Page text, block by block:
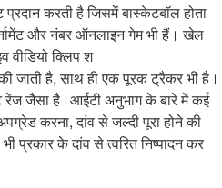
करती है जिसमें बास्केटबॉल होता
और नंबर ऑनलाइन गेम भी हैं। खेल
वीडियो क्लिप श
जाती है, साथ ही एक पूरक ट्रैकर भी है।
रेंज जैसा है।आईटी अनुभाग के बारे में कई
करना, दांव से जल्दी पूरा होने की
के दांव से त्वरित निष्पादन कर